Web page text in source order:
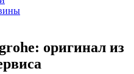
оригинал из